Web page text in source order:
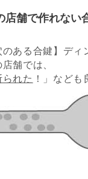
店舗で作れない
のある合鍵】ディ
舗では、
られた ！」なども